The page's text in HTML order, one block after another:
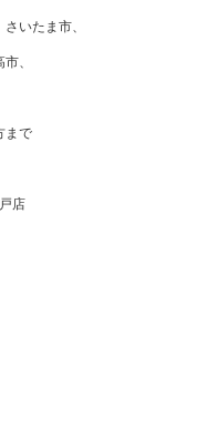
いたま市、
、
まで
店